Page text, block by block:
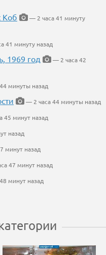
Коб
— 2 часа 41 минуту
41 минуту назад
1969 год
— 2 часа 42
минуты назад
— 2 часа 44 минуты назад
45 минут назад
назад
минут назад
47 минут назад
минут назад